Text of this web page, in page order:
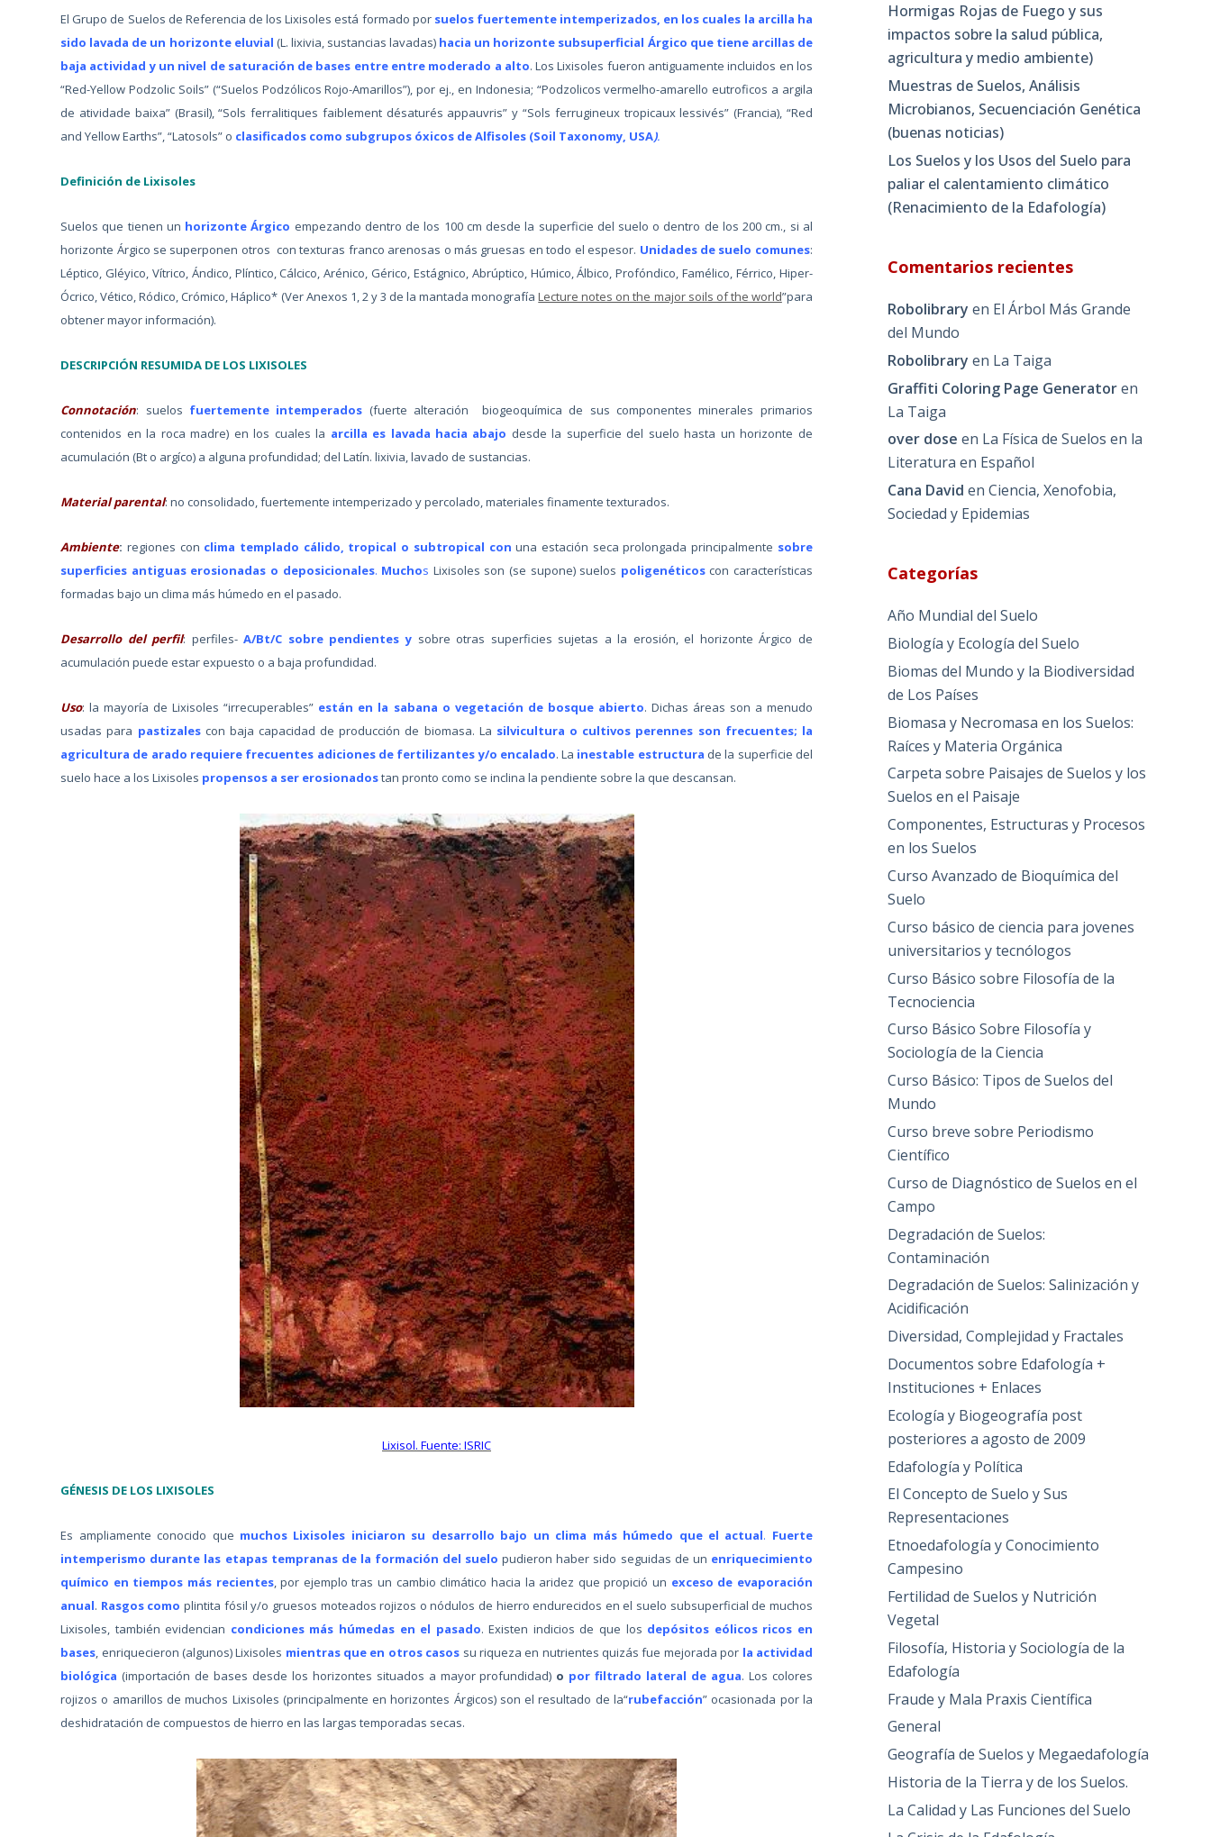
El Grupo de Suelos de Referencia de los Lixisoles está formado por suelos fuertemente intemperizados, en los cuales la arcilla ha
sido lavada de un horizonte eluvial (L. lixivia, sustancias lavadas) hacia un horizonte subsuperficial Árgico que tiene arcillas de
baja actividad y un nivel de saturación de bases entre entre moderado a alto. Los Lixisoles fueron antiguamente incluidos en los
“Red-Yellow Podzolic Soils” (“Suelos Podzólicos Rojo-Amarillos”), por ej., en Indonesia; “Podzolicos vermelho-amarello eutroficos a argila
de atividade baixa” (Brasil), “Sols ferralitiques faiblement désaturés appauvris” y “Sols ferrugineux tropicaux lessivés” (Francia), “Red
and Yellow Earths”, “Latosols” o clasificados como subgrupos óxicos de Alfisoles (Soil Taxonomy, USA).
Definición de Lixisoles
Suelos que tienen un horizonte Árgico empezando dentro de los 100 cm desde la superficie del suelo o dentro de los 200 cm., si al
horizonte Árgico se superponen otros con texturas franco arenosas o más gruesas en todo el espesor. Unidades de suelo comunes:
Léptico, Gléyico, Vítrico, Ándico, Plíntico, Cálcico, Arénico, Gérico, Estágnico, Abrúptico, Húmico, Álbico, Profóndico, Famélico, Férrico, Hiper-
Ócrico, Vético, Ródico, Crómico, Háplico* (Ver Anexos 1, 2 y 3 de la mantada monografíaLecture notes on the major soils of the world”para
obtener mayor información).
DESCRIPCIÓN RESUMIDA DE LOS LIXISOLES
Connotación: suelos fuertemente intemperados (fuerte alteración biogeoquímica de sus componentes minerales primarios
contenidos en la roca madre) en los cuales la arcilla es lavada hacia abajo desde la superficie del suelo hasta un horizonte de
acumulación (Bt o argíco) a alguna profundidad; del Latín. lixivia, lavado de sustancias.
Material parental: no consolidado, fuertemente intemperizado y percolado, materiales finamente texturados.
Ambiente: regiones con clima templado cálido, tropical o subtropical con una estación seca prolongada principalmente sobre
superficies antiguas erosionadas o deposicionales. Muchos Lixisoles son (se supone) suelos poligenéticos con características
formadas bajo un clima más húmedo en el pasado.
Desarrollo del perfil: perfiles-A/Bt/C sobre pendientes y sobre otras superficies sujetas a la erosión, el horizonte Árgico de
acumulación puede estar expuesto o a baja profundidad.
Uso: la mayoría de Lixisoles “irrecuperables” están en la sabana o vegetación de bosque abierto. Dichas áreas son a menudo
usadas para pastizalescon baja capacidad de producción de biomasa. La silvicultura o cultivos perennes son frecuentes; la
agricultura de arado requiere frecuentes adiciones de fertilizantes y/o encalado. La inestable estructura de la superficie del
suelo hace a los Lixisoles propensos a ser erosionadostan pronto como se inclina la pendiente sobre la que descansan.
Lixisol. Fuente: ISRIC
GÉNESIS DE LOS LIXISOLES
Es ampliamente conocido que muchos Lixisoles iniciaron su desarrollo bajo un clima más húmedo que el actual. Fuerte
intemperismo durante las etapas tempranas de la formación del suelo pudieron haber sido seguidas de un enriquecimiento
químico en tiempos más recientes, por ejemplo tras un cambio climático hacia la aridez que propició un exceso de evaporación
anual. Rasgos como plintita fósil y/o gruesos moteados rojizos o nódulos de hierro endurecidos en el suelo subsuperficial de muchos
Lixisoles, también evidencian condiciones más húmedas en el pasado. Existen indicios de que los depósitos eólicos ricos en
bases, enriquecieron (algunos) Lixisoles mientras que en otros casos su riqueza en nutrientes quizás fue mejorada por la actividad
biológica (importación de bases desde los horizontes situados a mayor profundidad) o por filtrado lateral de agua. Los colores
rojizos o amarillos de muchos Lixisoles (principalmente en horizontes Árgicos) son el resultado de la“rubefacción” ocasionada por la
deshidratación de compuestos de hierro en las largas temporadas secas.
Hormigas Rojas de Fuego y sus
impactos sobre la salud pública,
agricultura y medio ambiente)
Muestras de Suelos, Análisis
Microbianos, Secuenciación Genética
(buenas noticias)
Los Suelos y los Usos del Suelo para
paliar el calentamiento climático
(Renacimiento de la Edafología)
Comentarios recientes
Robolibrary en El Árbol Más Grande
del Mundo
Robolibrary en La Taiga
Graffiti Coloring Page Generatoren
La Taiga
over dose en La Física de Suelos en la
Literatura en Español
Cana David enCiencia, Xenofobia,
Sociedad y Epidemias
Categorías
Año Mundial del Suelo
Biología y Ecología del Suelo
Biomas del Mundo y la Biodiversidad
de Los Países
Biomasa y Necromasa en los Suelos:
Raíces y Materia Orgánica
Carpeta sobre Paisajes de Suelos y los
Suelos en el Paisaje
Componentes, Estructuras y Procesos
en los Suelos
Curso Avanzado de Bioquímica del
Suelo
Curso básico de ciencia para jovenes
universitarios y tecnólogos
Curso Básico sobre Filosofía de la
Tecnociencia
Curso Básico Sobre Filosofía y
Sociología de la Ciencia
Curso Básico: Tipos de Suelos del
Mundo
Curso breve sobre Periodismo
Científico
Curso de Diagnóstico de Suelos en el
Campo
Degradación de Suelos:
Contaminación
Degradación de Suelos: Salinización y
Acidificación
Diversidad, Complejidad y Fractales
Documentos sobre Edafología +
Instituciones + Enlaces
Ecología y Biogeografía post
posteriores a agosto de 2009
Edafología y Política
El Concepto de Suelo y Sus
Representaciones
Etnoedafología y Conocimiento
Campesino
Fertilidad de Suelos y Nutrición
Vegetal
Filosofía, Historia y Sociología de la
Edafología
Fraude y Mala Praxis Científica
General
Geografía de Suelos y Megaedafología
Historia de la Tierra y de los Suelos.
La Calidad y Las Funciones del Suelo